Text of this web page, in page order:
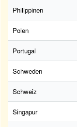
Philippinen
Polen
Portugal
Schweden
Schweiz
Singapur